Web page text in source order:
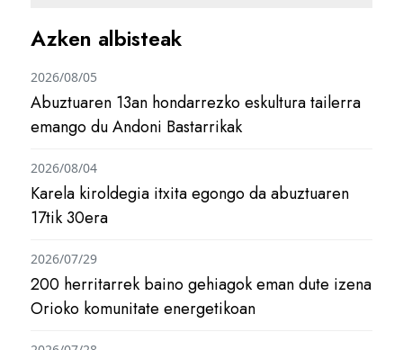
Azken albisteak
Abuztuaren 13an hondarrezko eskultura tailerra
emango du Andoni Bastarrikak
2026/08/05
Karela kiroldegia itxita egongo da abuztuaren
17tik 30era
2026/08/04
200 herritarrek baino gehiagok eman dute izena
Orioko komunitate energetikoan
2026/07/29